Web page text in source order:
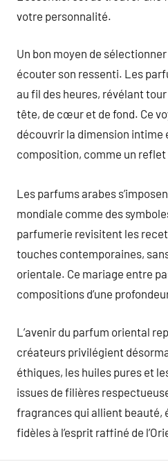
votre personnalité.
Un bon moyen de
écouter son ressenti. Les
au fil des heures, révélant
tête, de cœur et de fond. Ce
découvrir la dimension intime
composition, comme un reflet
Les parfums arabes
mondiale comme des
parfumerie revisitent les
touches contemporaines,
orientale. Ce mariage entre
compositions d’une
L’avenir du parfum oriental
créateurs privilégient
éthiques, les huiles pures et
issues de filières
fragrances qui allient beauté,
fidèles à l’esprit raffiné de